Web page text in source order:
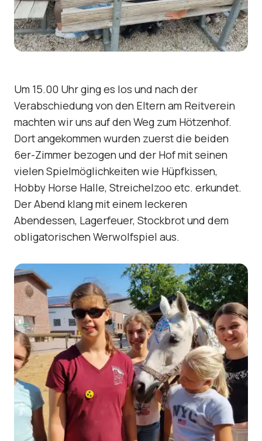
Um 15.00 Uhr ging es los und nach der
Verabschiedung von den Eltern am Reitverein
machten wir uns auf den Weg zum Hötzenhof.
Dort angekommen wurden zuerst die beiden
6er-Zimmer bezogen und der Hof mit seinen
vielen Spielmöglichkeiten wie Hüpfkissen,
Hobby Horse Halle, Streichelzoo etc. erkundet.
Der Abend klang mit einem leckeren
Abendessen, Lagerfeuer, Stockbrot und dem
obligatorischen Werwolfspiel aus.